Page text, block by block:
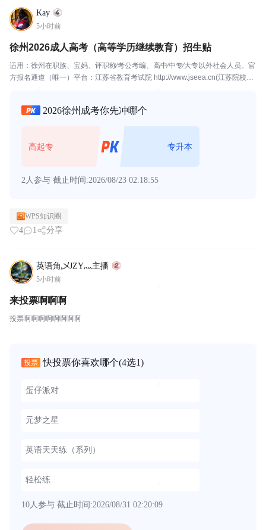
Kay
5小时前
徐州2026成人高考（高等学历继续教育）招生贴
适用：徐州在职族、宝妈、评职称∕考公考编、高中∕中专∕大专以外社会人员。官
方报名通道（唯一）平台：江苏省教育考试院 http://www.jseea.cn(江苏院校）
2026徐州成考你先冲哪个
高起专 专升本
2人参与 截止时间:2026/08/23 02:18:55
WPS知识圈
4 1 分享
英语角乄JZY灬主播
5小时前
来投票啊啊啊
投票啊啊啊啊啊啊啊啊
投票 快投票你喜欢哪个(4选1)
蛋仔派对
元梦之星
英语天天练（系列）
轻松练
10人参与 截止时间:2026/08/31 02:20:09